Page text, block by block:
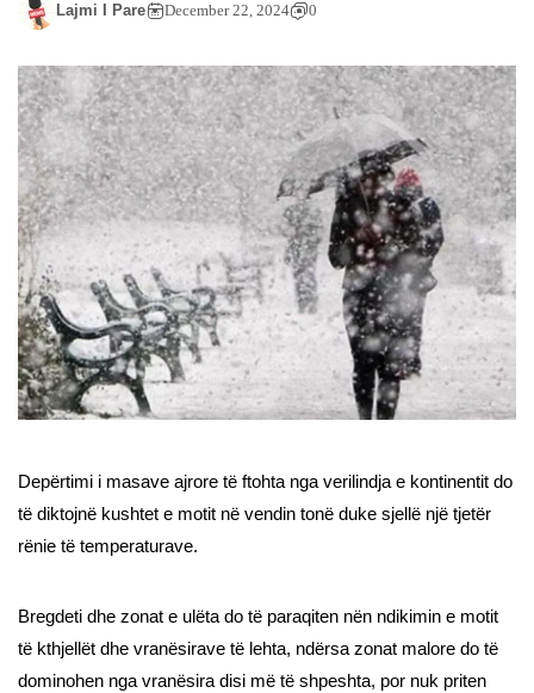
Lajmi I Pare December 22, 2024 0
Depërtimi i masave ajrore të ftohta nga verilindja e kontinentit do
të diktojnë kushtet e motit në vendin tonë duke sjellë një tjetër
rënie të temperaturave.
Bregdeti dhe zonat e ulëta do të paraqiten nën ndikimin e motit
të kthjellët dhe vranësirave të lehta, ndërsa zonat malore do të
dominohen nga vranësira disi më të shpeshta, por nuk priten